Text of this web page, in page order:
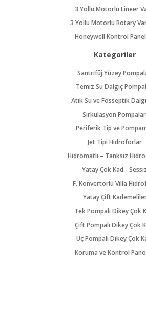
3 Yollu Motorlu Lineer
3 Yollu Motorlu Rotary
Honeywell Kontrol
Kategoriler
Santrifüj Yüzey
Temiz Su Dalgıç
Atık Su ve Fosseptik
Sirkülasyon
Periferik Tip ve
Jet Tipi Hidroforlar
Hidromatlı – Tanksız
Yatay Çok Kad.-
F. Konvertörlü Villa
Yatay Çift
Tek Pompalı Dikey Çok
Çift Pompalı Dikey Çok
Üç Pompalı Dikey Çok
Koruma ve Kontrol